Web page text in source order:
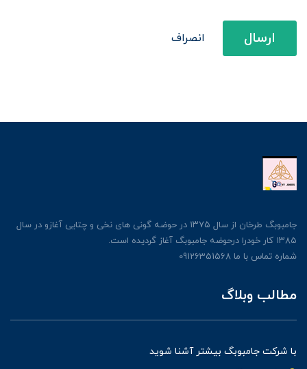
ارسال انصراف
جامبوبگ طرخان از سال ۱۳۷۵ در حوضه گونی های نخی و چتایی آغازو در سال
۱۳۸۵ کار خودرا درحوضه جامبوبگ آغاز گردیده است.
شماره تماس با ما 09126351568
مطالب وبلاگ
با شرکت جامبوبگ بیشتر آشنا شوید